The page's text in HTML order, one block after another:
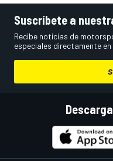
Suscríbete a
Recibe noticias de
especiales directamente